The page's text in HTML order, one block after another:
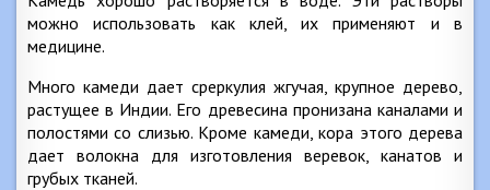
можно использовать как клей, их применяют и в
медицине.
Много камеди дает среркулия жгучая, крупное дерево,
растущее в Индии. Его древесина пронизана каналами и
полостями со слизью. Кроме камеди, кора этого дерева
дает волокна для изготовления веревок, канатов и
грубых тканей.